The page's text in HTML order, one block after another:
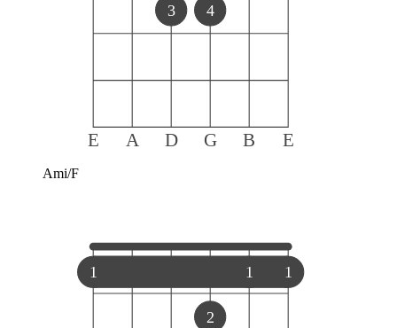
E A D G B E
3 4
Ami/F
1 1 1
2